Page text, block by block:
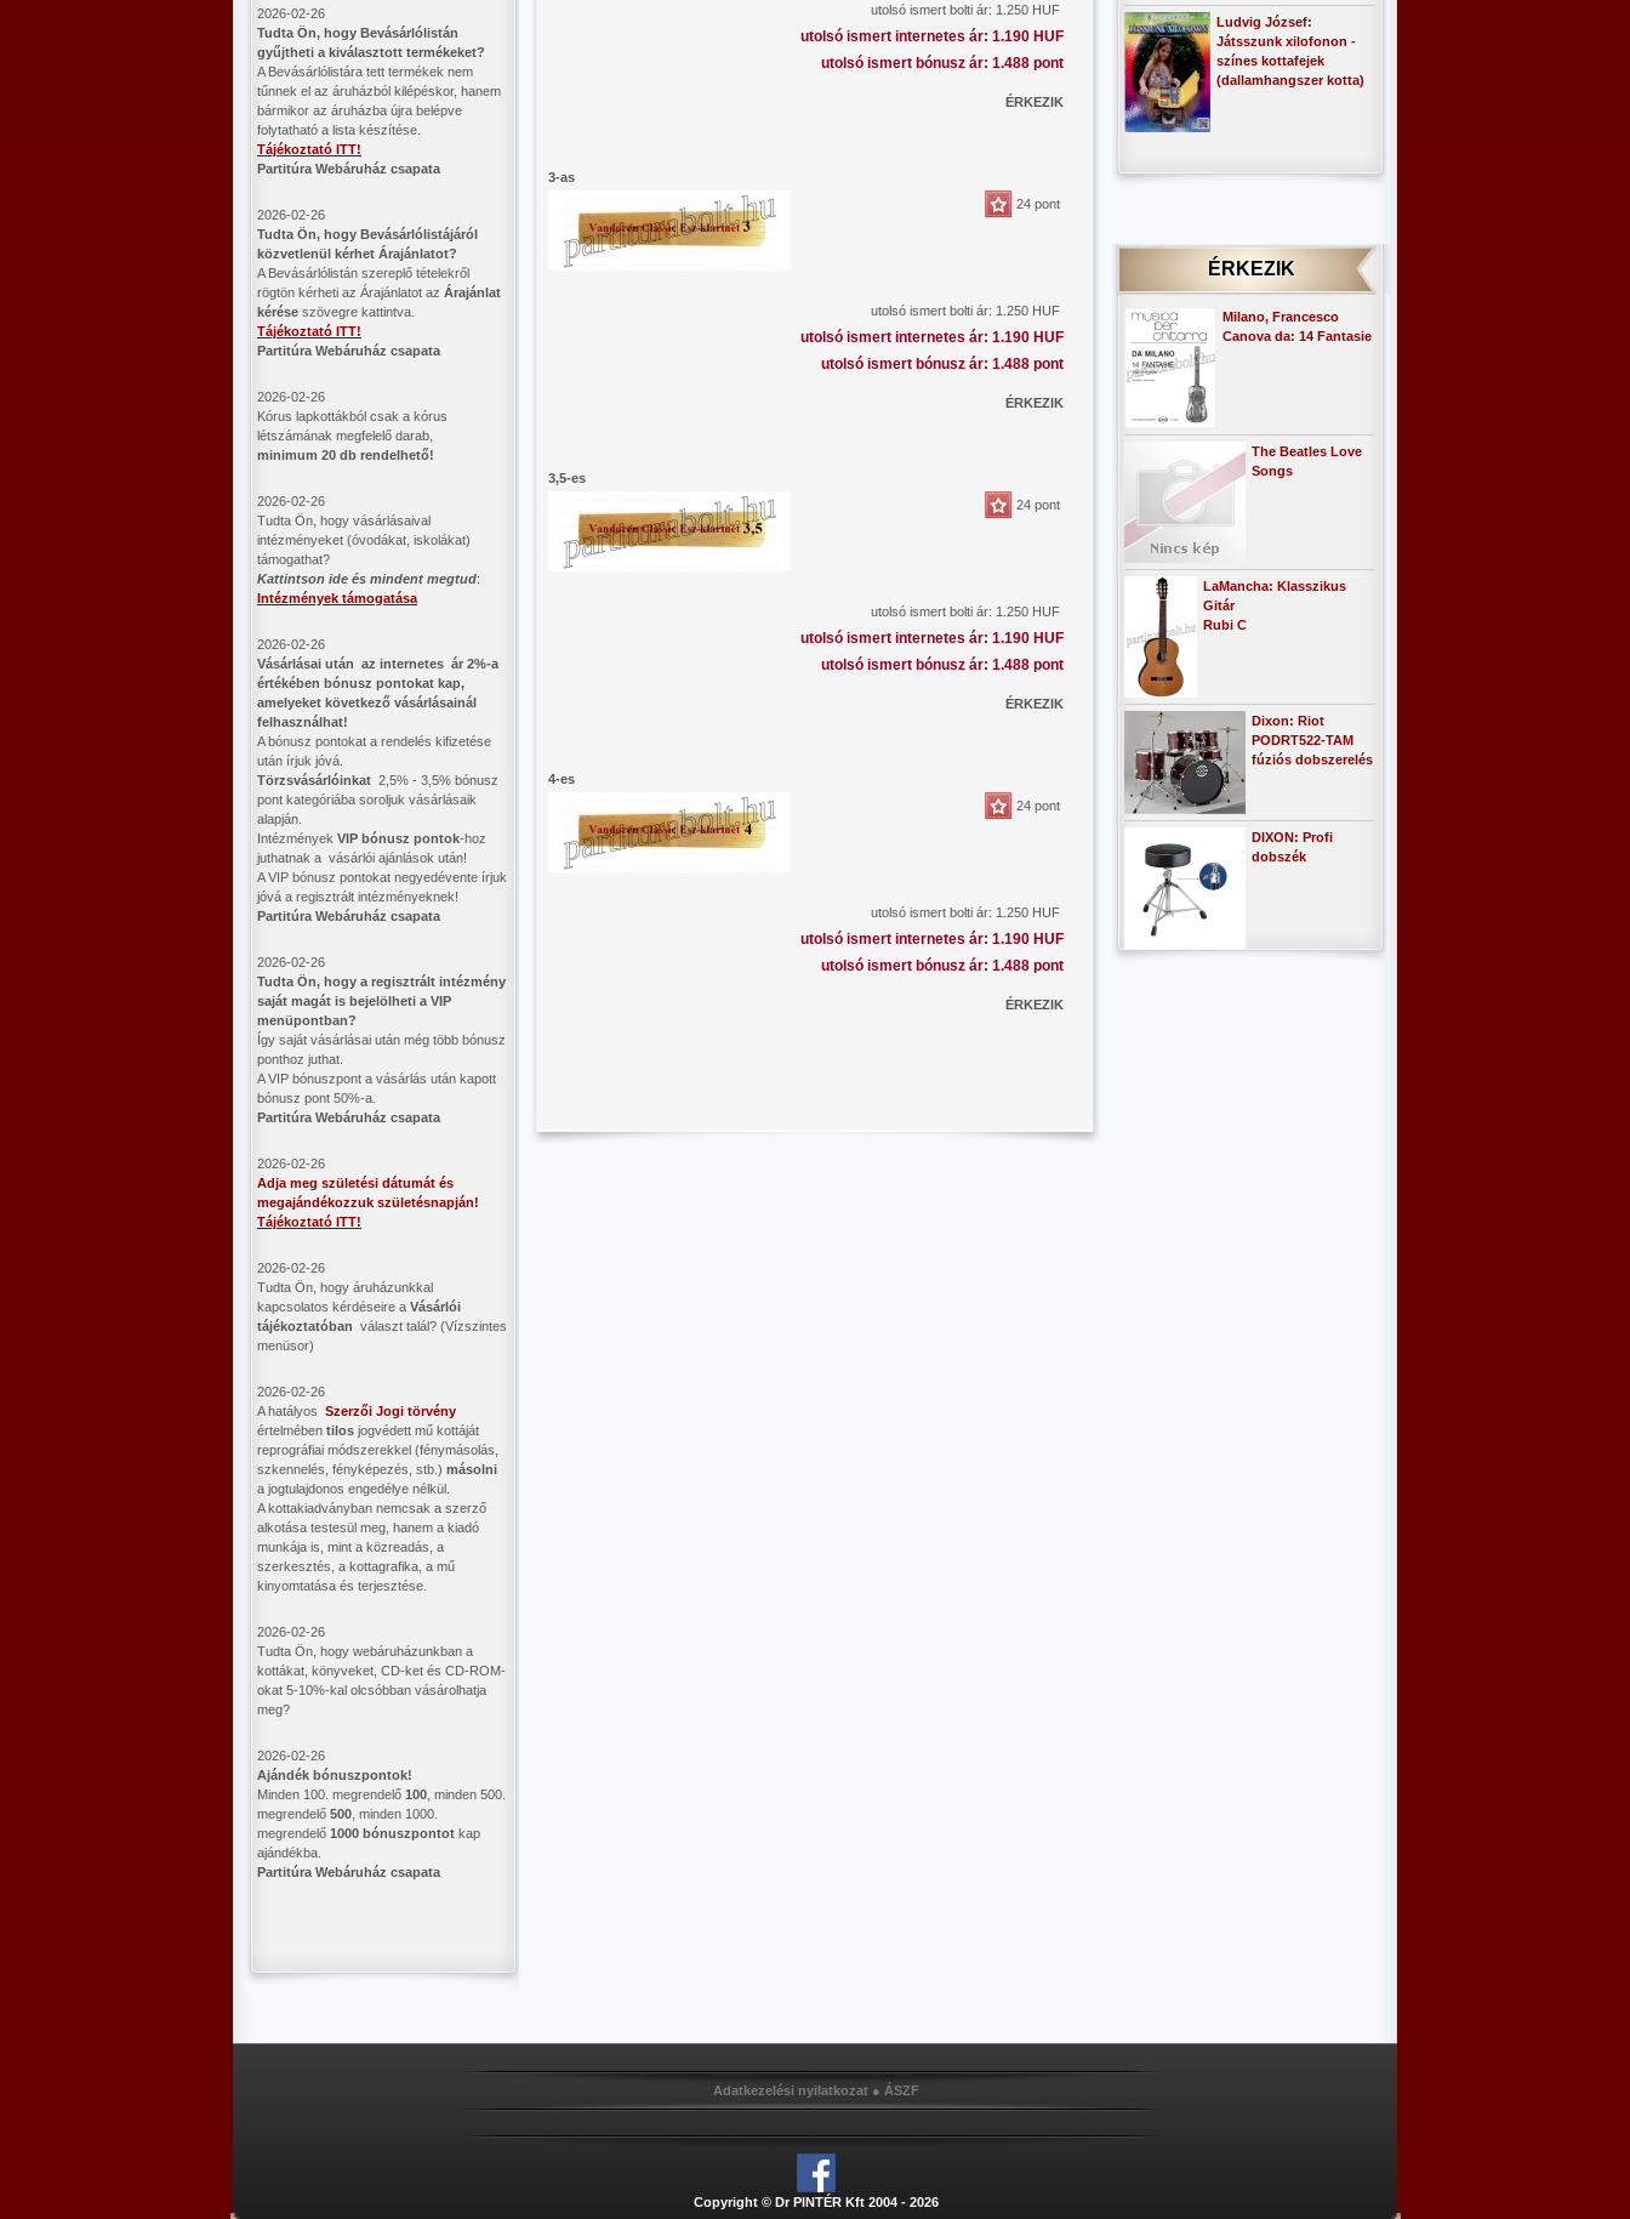
2026-02-26
​Tudta Ön, hogy Bevásárlólistán
gyűjtheti a kiválasztott termékeket?
A Bevásárlólistára tett termékek nem
tűnnek el az áruházból kilépéskor, hanem
bármikor az áruházba újra belépve
folytatható a lista készítése.
Tájékoztató ITT!
Partitúra Webáruház csapata
2026-02-26
​Tudta Ön, hogy Bevásárlólistájáról
közvetlenül kérhet Árajánlatot?
A Bevásárlólistán szereplő tételekről
rögtön kérheti az Árajánlatot az Árajánlat
kérése szövegre kattintva.
Tájékoztató ITT!
Partitúra Webáruház csapata
2026-02-26
Kórus lapkottákból csak a kórus
létszámának megfelelő darab,
minimum 20 db rendelhető!
2026-02-26
Tudta Ön, hogy vásárlásaival
intézményeket (óvodákat, iskolákat)
támogathat?
Kattintson ide és mindent megtud:
Intézmények támogatása
2026-02-26
Vásárlásai után az internetes ár 2%-a
értékében bónusz pontokat kap,
amelyeket következő vásárlásainál
felhasználhat!
A bónusz pontokat a rendelés kifizetése
után írjuk jóvá.
Törzsvásárlóinkat 2,5% - 3,5% bónusz
pont kategóriába soroljuk vásárlásaik
alapján.
Intézmények VIP bónusz pontok-hoz
juthatnak a vásárlói ajánlások után!
A VIP bónusz pontokat negyedévente írjuk
jóvá a regisztrált intézményeknek!
Partitúra Webáruház csapata
2026-02-26
​Tudta Ön, hogy a regisztrált intézmény
saját magát is bejelölheti a VIP
menüpontban?
Így saját vásárlásai után még több bónusz
ponthoz juthat.
A VIP bónuszpont a vásárlás után kapott
bónusz pont 50%-a.
Partitúra Webáruház csapata
2026-02-26
Adja meg születési dátumát és
megajándékozzuk születésnapján!
Tájékoztató ITT!
2026-02-26
Tudta Ön, hogy áruházunkkal
kapcsolatos kérdéseire a Vásárlói
tájékoztatóban választ talál? (Vízszintes
menüsor)
2026-02-26
A hatályos Szerzői Jogi törvény
értelmében tilos jogvédett mű kottáját
reprográfiai módszerekkel (fénymásolás,
szkennelés, fényképezés, stb.) másolni
a jogtulajdonos engedélye nélkül.
A kottakiadványban nemcsak a szerző
alkotása testesül meg, hanem a kiadó
munkája is, mint a közreadás, a
szerkesztés, a kottagrafika, a mű
kinyomtatása és terjesztése.
2026-02-26
Tudta Ön, hogy webáruházunkban a
kottákat, könyveket, CD-ket és CD-ROM-
okat 5-10%-kal olcsóbban vásárolhatja
meg?
2026-02-26
Ajándék bónuszpontok!
Minden 100. megrendelő 100 , minden 500.
megrendelő 500 , minden 1000.
megrendelő 1000 bónuszpontot kap
ajándékba.
Partitúra Webáruház csapata
utolsó ismert bolti ár: 1.250 HUF
utolsó ismert internetes ár: 1.190 HUF
utolsó ismert bónusz ár: 1.488 pont
ÉRKEZIK
3-as
24 pont
utolsó ismert bolti ár: 1.250 HUF
utolsó ismert internetes ár: 1.190 HUF
utolsó ismert bónusz ár: 1.488 pont
ÉRKEZIK
3,5-es
24 pont
utolsó ismert bolti ár: 1.250 HUF
utolsó ismert internetes ár: 1.190 HUF
utolsó ismert bónusz ár: 1.488 pont
ÉRKEZIK
4-es
24 pont
utolsó ismert bolti ár: 1.250 HUF
utolsó ismert internetes ár: 1.190 HUF
utolsó ismert bónusz ár: 1.488 pont
ÉRKEZIK
Ludvig József:
Játsszunk xilofonon -
színes kottafejek
(dallamhangszer kotta)
ÉRKEZIK
Milano, Francesco
Canova da: 14 Fantasie
The Beatles Love
Songs
LaMancha: Klasszikus
Gitár
Rubi C
Dixon: Riot
PODRT522-TAM
fúziós dobszerelés
DIXON: Profi
dobszék
Adatkezelési nyilatkozat● ÁSZF
Copyright © Dr PINTÉR Kft 2004 - 2026